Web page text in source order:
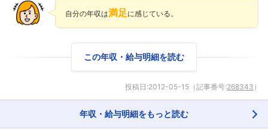
自分の年収は満足 に感じている。
この年収・給与明細を読む
投稿日:2012-05-15 （記事番号:268343 ）
年収・給与明細をもっと読む